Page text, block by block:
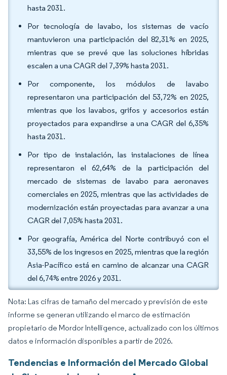
hasta 2031.
Por tecnología de lavabo, los sistemas de vacío
mantuvieron una participación del 82,31% en 2025,
mientras que se prevé que las soluciones híbridas
escalen a una CAGR del 7,39% hasta 2031.
Por componente, los módulos de lavabo
representaron una participación del 53,72% en 2025,
mientras que los lavabos, grifos y accesorios están
proyectados para expandirse a una CAGR del 6,35%
hasta 2031.
Por tipo de instalación, las instalaciones de línea
representaron el 62,64% de la participación del
mercado de sistemas de lavabo para aeronaves
comerciales en 2025, mientras que las actividades de
modernización están proyectadas para avanzar a una
CAGR del 7,05% hasta 2031.
Por geografía, América del Norte contribuyó con el
33,55% de los ingresos en 2025, mientras que la región
Asia-Pacífico está en camino de alcanzar una CAGR
del 6,74% entre 2026 y 2031.
Nota: Las cifras de tamaño del mercado y previsión de este
informe se generan utilizando el marco de estimación
propietario de Mordor Intelligence, actualizado con los últimos
datos e información disponibles a partir de 2026.
Tendencias e Información del Mercado Global